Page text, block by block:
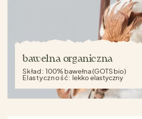
bawełna organiczna
Skład:100% bawełna (GOTS bio)
Elastyczność: lekko elastyczny